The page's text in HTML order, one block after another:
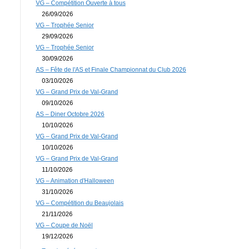
VG – Compétition Ouverte à tous
26/09/2026
VG – Trophée Senior
29/09/2026
VG – Trophée Senior
30/09/2026
AS – Fête de l'AS et Finale Championnat du Club 2026
03/10/2026
VG – Grand Prix de Val-Grand
09/10/2026
AS – Diner Octobre 2026
10/10/2026
VG – Grand Prix de Val-Grand
10/10/2026
VG – Grand Prix de Val-Grand
11/10/2026
VG – Animation d'Halloween
31/10/2026
VG – Compétition du Beaujolais
21/11/2026
VG – Coupe de Noël
19/12/2026